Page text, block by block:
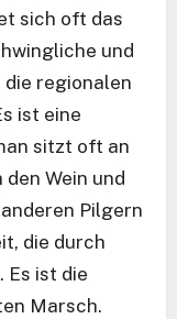
sich oft das
und
regionalen
ist eine
sitzt oft an
Wein und
Pilgern
die durch
Es ist die
Marsch.